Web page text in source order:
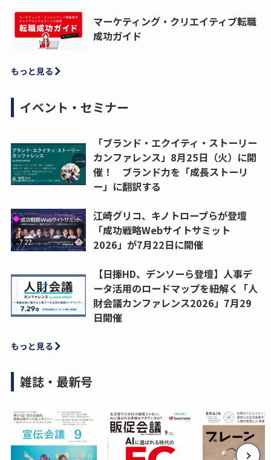
マーケティング・クリエイティブ転職
成功ガイド
もっと見る
イベント・セミナー
「ブランド・エクイティ・ストーリー
カンファレンス」8月25日（火）に開
催！ ブランド力を「成長ストーリ
ー」に翻訳する
江崎グリコ、キノトロープらが登壇
「成功戦略Webサイトサミット
2026」が7月22日に開催
【日揮HD、デンソーら登壇】人事デ
ータ活用のロードマップを紐解く「人
財会議カンファレンス2026」7月29
日開催
もっと見る
雑誌・最新号